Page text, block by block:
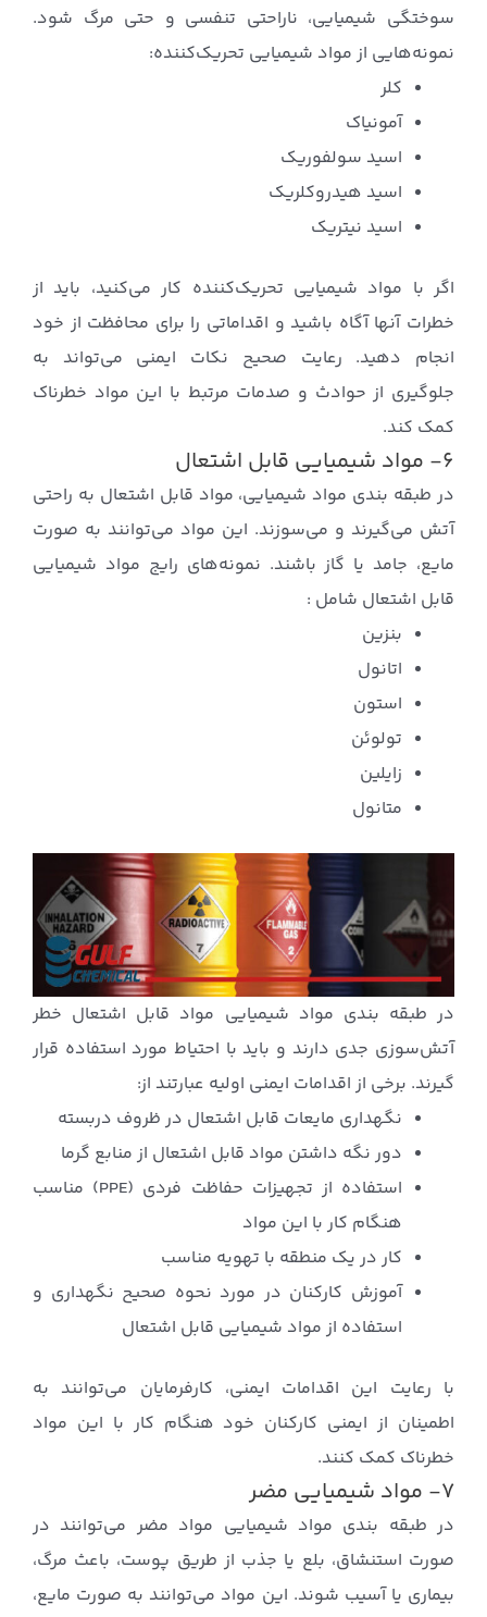
سوختگی شیمیایی، ناراحتی تنفسی و حتی مرگ شود.
نمونه‌هایی از مواد شیمیایی تحریک‌کننده:
کلر
آمونیاک
اسید سولفوریک
اسید هیدروکلریک
اسید نیتریک
اگر با مواد شیمیایی تحریک‌کننده کار می‌کنید، باید از
خطرات آنها آگاه باشید و اقداماتی را برای محافظت از خود
انجام دهید. رعایت صحیح نکات ایمنی می‌تواند به
جلوگیری از حوادث و صدمات مرتبط با این مواد خطرناک
کمک کند.
۶- مواد شیمیایی قابل اشتعال
در طبقه بندی مواد شیمیایی، مواد قابل اشتعال به راحتی
آتش می‌گیرند و می‌سوزند. این مواد می‌توانند به صورت
مایع، جامد یا گاز باشند. نمونه‌های رایج مواد شیمیایی
قابل اشتعال شامل :
بنزین
اتانول
استون
تولوئن
زایلین
متانول
در طبقه بندی مواد شیمیایی مواد قابل اشتعال خطر
آتش‌سوزی جدی دارند و باید با احتیاط مورد استفاده قرار
گیرند. برخی از اقدامات ایمنی اولیه عبارتند از:
نگهداری مایعات قابل اشتعال در ظروف دربسته
دور نگه داشتن مواد قابل اشتعال از منابع گرما
استفاده از تجهیزات حفاظت فردی (PPE) مناسب
هنگام کار با این مواد
کار در یک منطقه با تهویه مناسب
آموزش کارکنان در مورد نحوه صحیح نگهداری و
استفاده از مواد شیمیایی قابل اشتعال
با رعایت این اقدامات ایمنی، کارفرمایان می‌توانند به
اطمینان از ایمنی کارکنان خود هنگام کار با این مواد
خطرناک کمک کنند.
۷- مواد شیمیایی مضر
در طبقه بندی مواد شیمیایی مواد مضر می‌توانند در
صورت استنشاق، بلع یا جذب از طریق پوست، باعث مرگ،
بیماری یا آسیب شوند. این مواد می‌توانند به صورت مایع،